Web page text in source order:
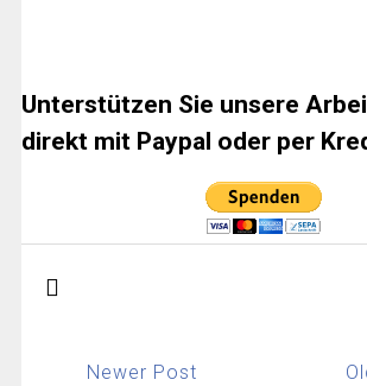
Unterstützen Sie unsere
direkt mit Paypal oder per
Newer Post